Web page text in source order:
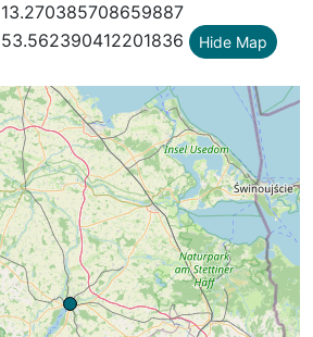
13.270385708659887
53.562390412201836 Hide Map